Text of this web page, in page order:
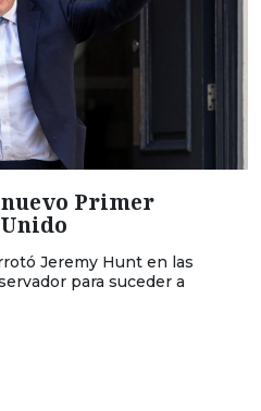
nuevo Primer
Jeremy Hunt en las
para suceder a